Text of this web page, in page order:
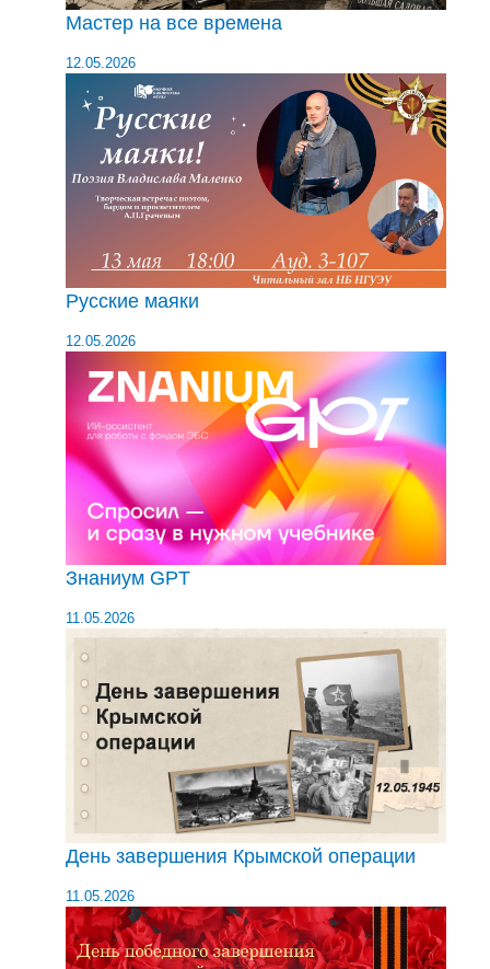
Мастер на все времена
12.05.2026
Русские маяки
12.05.2026
Знаниум GPT
11.05.2026
День завершения Крымской операции
11.05.2026